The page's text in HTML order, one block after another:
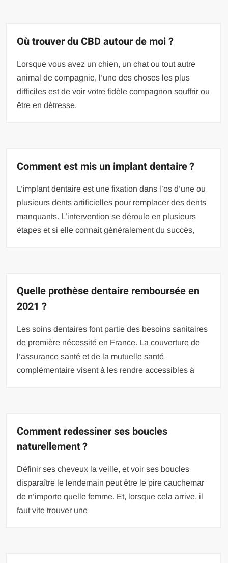
Où trouver du CBD autour de moi ?
Lorsque vous avez un chien, un chat ou tout autre
animal de compagnie, l’une des choses les plus
difficiles est de voir votre fidèle compagnon souffrir ou
être en détresse.
Comment est mis un implant dentaire ?
L’implant dentaire est une fixation dans l’os d’une ou
plusieurs dents artificielles pour remplacer des dents
manquants. L’intervention se déroule en plusieurs
étapes et si elle connait généralement du succès,
Quelle prothèse dentaire remboursée en
2021 ?
Les soins dentaires font partie des besoins sanitaires
de première nécessité en France. La couverture de
l’assurance santé et de la mutuelle santé
complémentaire visent à les rendre accessibles à
Comment redessiner ses boucles
naturellement ?
Définir ses cheveux la veille, et voir ses boucles
disparaître le lendemain peut être le pire cauchemar
de n’importe quelle femme. Et, lorsque cela arrive, il
faut vite trouver une